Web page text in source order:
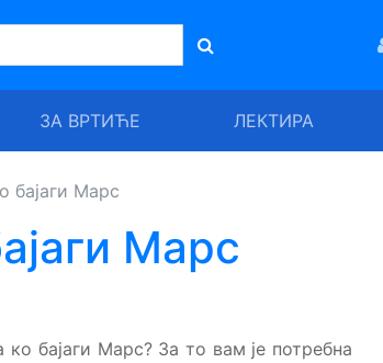
ЗА ВРТИЋЕ ЛЕКТИРА
бајаги Марс
Марс
бајаги Марс? За то вам је потребна